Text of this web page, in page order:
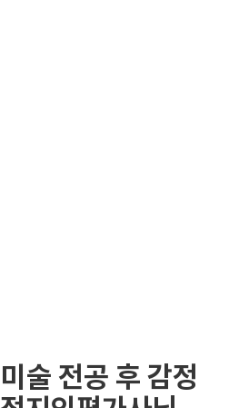
술 전공 후 감정